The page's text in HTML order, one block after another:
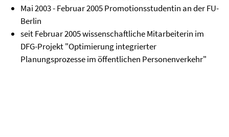
Mai 2003 - Februar 2005 Promotionsstudentin an der FU-
Berlin
seit Februar 2005 wissenschaftliche Mitarbeiterin im
DFG-Projekt "Optimierung integrierter
Planungsprozesse im öffentlichen Personenverkehr"